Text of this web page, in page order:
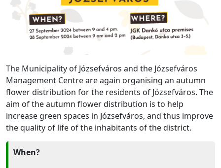
The Municipality of Józsefváros and the Józsefváros
Management Centre are again organising an autumn
flower distribution for the residents of Józsefváros. The
aim of the autumn flower distribution is to help
increase green spaces in Józsefváros, and thus improve
the quality of life of the inhabitants of the district.
When?